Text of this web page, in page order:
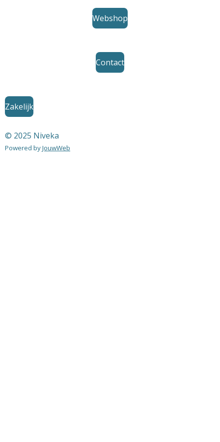
Webshop
Contact
Zakelijk
© 2025 Niveka
Powered byJouwWeb